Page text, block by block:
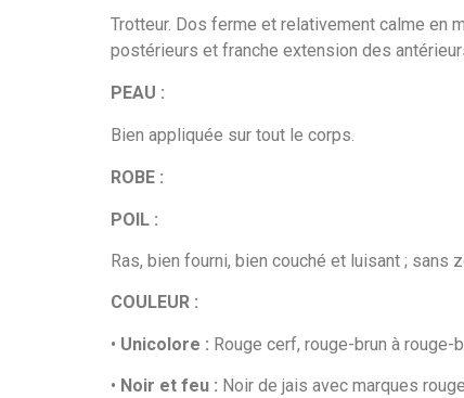
Trotteur. Dos ferme et relativement calme en
postérieurs et franche extension des
PEAU :
Bien appliquée sur tout le corps.
ROBE :
POIL :
Ras, bien fourni, bien couché et luisant ; sans
COULEUR :
• Unicolore : Rouge cerf, rouge-brun à rouge-
• Noir et feu : Noir de jais avec marques